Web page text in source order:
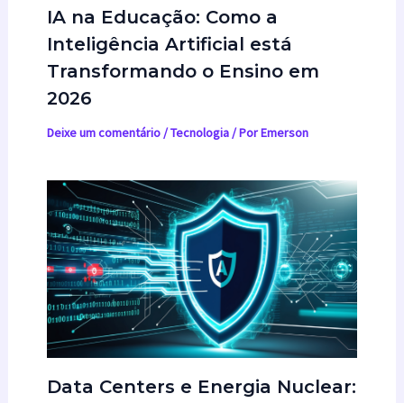
IA na Educação: Como a
Inteligência Artificial está
Transformando o Ensino em
2026
Deixe um comentário /Tecnologia/ PorEmerson
Data Centers e Energia Nuclear: